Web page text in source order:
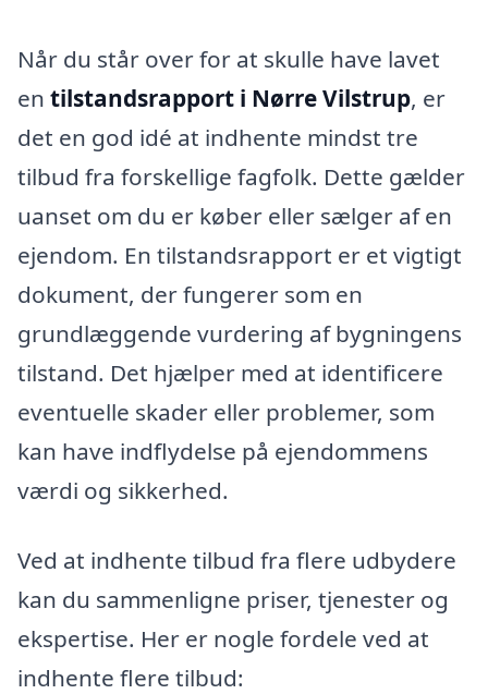
Når du står over for at skulle have lavet
en tilstandsrapport i Nørre Vilstrup, er
det en god idé at indhente mindst tre
tilbud fra forskellige fagfolk. Dette gælder
uanset om du er køber eller sælger af en
ejendom. En tilstandsrapport er et vigtigt
dokument, der fungerer som en
grundlæggende vurdering af bygningens
tilstand. Det hjælper med at identificere
eventuelle skader eller problemer, som
kan have indflydelse på ejendommens
værdi og sikkerhed.
Ved at indhente tilbud fra flere udbydere
kan du sammenligne priser, tjenester og
ekspertise. Her er nogle fordele ved at
indhente flere tilbud: